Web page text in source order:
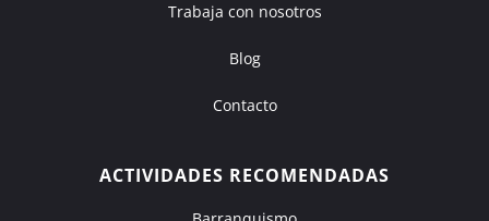
Trabaja con nosotros
Blog
Contacto
ACTIVIDADES RECOMENDADAS